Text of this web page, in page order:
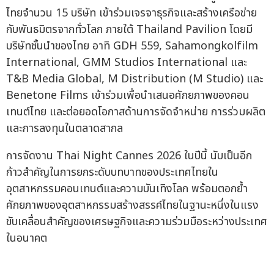
ไทยจำนวน 15 บริษัท เข้าร่วมเจรจาธุรกิจและสร้างเครือข่าย
กับพันธมิตรจากทั่วโลก ภายใต้ Thailand Pavilion โดยมี
บริษัทชั้นนำของไทย อาทิ GDH 559, Sahamongkolfilm
International, GMM Studios International และ
T&B Media Global, M Distribution (M Studio) และ
Benetone Films เข้าร่วมเพื่อนำเสนอศักยภาพของคอน
เทนต์ไทย และต่อยอดโอกาสด้านการจัดจำหน่าย การร่วมผลิต
และการลงทุนในตลาดสากล
การจัดงาน Thai Night Cannes 2026 ในปีนี้ นับเป็นอีก
ก้าวสำคัญในการยกระดับบทบาทของประเทศไทยใน
อุตสาหกรรมคอนเทนต์และความบันเทิงโลก พร้อมตอกย้ำ
ศักยภาพของอุตสาหกรรมสร้างสรรค์ไทยในฐานะหนึ่งในแรง
ขับเคลื่อนสำคัญของเศรษฐกิจและความร่วมมือระหว่างประเทศ
ในอนาคต